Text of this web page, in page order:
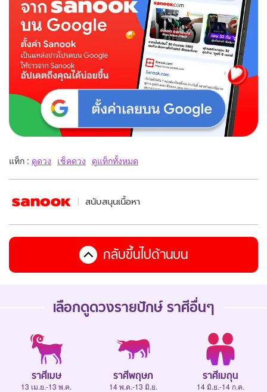
แท็ก : ดูดวง เช็คดวง ดูแท็กทั้งหมด
สนับสนุนเนื้อหา
กลับขึ้นไปด้านบน
เลือกดูดวงรายปักษ์ราศีอื่นๆ
ราศีเมษ
13 เม.ย.-13 พ.ค.
ราศีพฤษภ
14 พ.ค.-13 มิ.ย.
ราศีเมถุน
14 มิ.ย.-14 ก.ค.